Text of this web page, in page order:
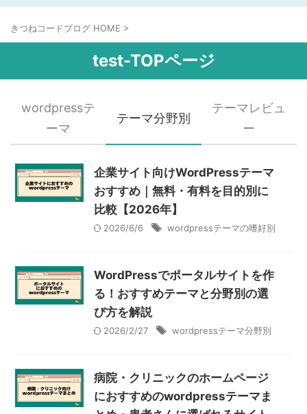
きつねコードブログ HOME >
test-TOPページ
wordpressテ
ーマ
テーマ分野別
テーマレビュ
ー
企業サイト向けWordPressテーマ
おすすめ｜無料・有料を目的別に
比較【2026年】
2026/6/6 wordpressテーマの嗜好別
WordPressでポータルサイトを作
る！おすすめテーマと分野別の選
び方を解説
2026/2/27 wordpressテーマ分野別
病院・クリニックのホームページ
におすすめのwordpressテーマま